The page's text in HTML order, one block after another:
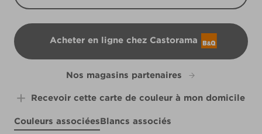
Acheter en ligne chez Castorama
B&Q
Nos magasins partenaires
Recevoir cette carte de couleur à mon domicile
Couleurs associéesBlancs associés